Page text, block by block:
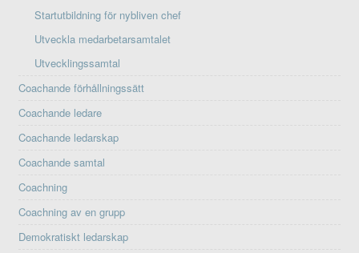
Startutbildning för nybliven chef
Utveckla medarbetarsamtalet
Utvecklingssamtal
Coachande förhållningssätt
Coachande ledare
Coachande ledarskap
Coachande samtal
Coachning
Coachning av en grupp
Demokratiskt ledarskap